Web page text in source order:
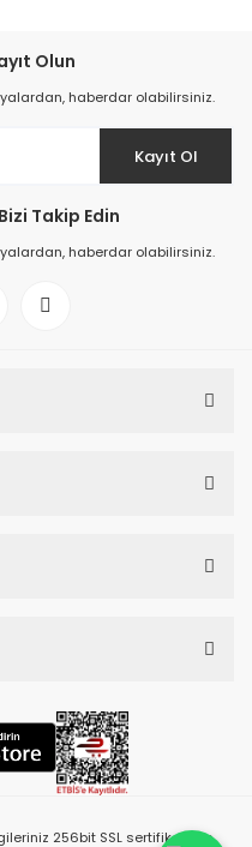
Olun
haberdar olabilirsiniz.
Kayıt Ol
Takip Edin
haberdar olabilirsiniz.
256bit SSL sertifikası ile